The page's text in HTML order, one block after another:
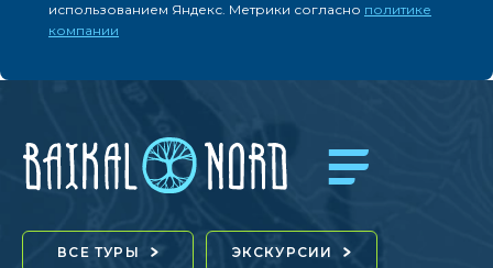
использованием Яндекс. Метрики согласно политике
компании
ВСЕ ТУРЫ ЭКСКУРСИИ